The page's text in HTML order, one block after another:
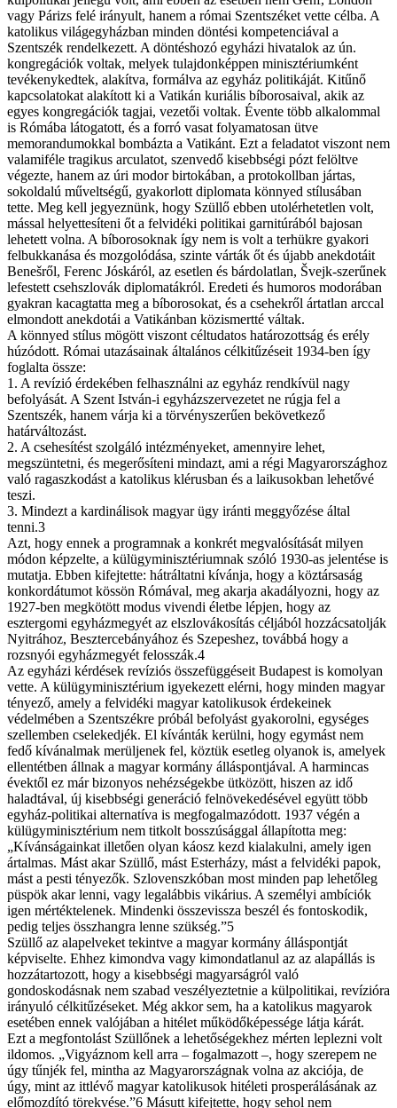
vagy Párizs felé irányult, hanem a római Szentszéket vette célba. A
katolikus világegyházban minden döntési kompetenciával a
Szentszék rendelkezett. A döntéshozó egyházi hivatalok az ún.
kongregációk voltak, melyek tulajdonképpen minisztériumként
tevékenykedtek, alakítva, formálva az egyház politikáját. Kitűnő
kapcsolatokat alakított ki a Vatikán kuriális bíborosaival, akik az
egyes kongregációk tagjai, vezetői voltak. Évente több alkalommal
is Rómába látogatott, és a forró vasat folyamatosan ütve
memorandumokkal bombázta a Vatikánt. Ezt a feladatot viszont nem
valamiféle tragikus arculatot, szenvedő kisebbségi pózt felöltve
végezte, hanem az úri modor birtokában, a protokollban jártas,
sokoldalú műveltségű, gyakorlott diplomata könnyed stílusában
tette. Meg kell jegyeznünk, hogy Szüllő ebben utolérhetetlen volt,
mással helyettesíteni őt a felvidéki politikai garnitúrából bajosan
lehetett volna. A bíborosoknak így nem is volt a terhükre gyakori
felbukkanása és mozgolódása, szinte várták őt és újabb anekdotáit
Benešről, Ferenc Jóskáról, az esetlen és bárdolatlan, Švejk-szerűnek
lefestett csehszlovák diplomatákról. Eredeti és humoros modorában
gyakran kacagtatta meg a bíborosokat, és a csehekről ártatlan arccal
elmondott anekdotái a Vatikánban közismertté váltak.
A könnyed stílus mögött viszont céltudatos határozottság és erély
húzódott. Római utazásainak általános célkitűzéseit 1934-ben így
foglalta össze:
1. A revízió érdekében felhasználni az egyház rendkívül nagy
befolyását. A Szent István-i egyházszervezetet ne rúgja fel a
Szentszék, hanem várja ki a törvényszerűen bekövetkező
határváltozást.
2. A csehesítést szolgáló intézményeket, amennyire lehet,
megszüntetni, és megerősíteni mindazt, ami a régi Magyarországhoz
való ragaszkodást a katolikus klérusban és a laikusokban lehetővé
teszi.
3. Mindezt a kardinálisok magyar ügy iránti meggyőzése által
tenni.3
Azt, hogy ennek a programnak a konkrét megvalósítását milyen
módon képzelte, a külügyminisztériumnak szóló 1930-as jelentése is
mutatja. Ebben kifejtette: hátráltatni kívánja, hogy a köztársaság
konkordátumot kössön Rómával, meg akarja akadályozni, hogy az
1927-ben megkötött modus vivendi életbe lépjen, hogy az
esztergomi egyházmegyét az elszlovákosítás céljából hozzácsatolják
Nyitrához, Besztercebányához és Szepeshez, továbbá hogy a
rozsnyói egyházmegyét felosszák.4
Az egyházi kérdések revíziós összefüggéseit Budapest is komolyan
vette. A külügyminisztérium igyekezett elérni, hogy minden magyar
tényező, amely a felvidéki magyar katolikusok érdekeinek
védelmében a Szentszékre próbál befolyást gyakorolni, egységes
szellemben cselekedjék. El kívánták kerülni, hogy egymást nem
fedő kívánalmak merüljenek fel, köztük esetleg olyanok is, amelyek
ellentétben állnak a magyar kormány álláspontjával. A harmincas
évektől ez már bizonyos nehézségekbe ütközött, hiszen az idő
haladtával, új kisebbségi generáció felnövekedésével együtt több
egyház-politikai alternatíva is megfogalmazódott. 1937 végén a
külügyminisztérium nem titkolt bosszúsággal állapította meg:
„Kívánságainkat illetően olyan káosz kezd kialakulni, amely igen
ártalmas. Mást akar Szüllő, mást Esterházy, mást a felvidéki papok,
mást a pesti tényezők. Szlovenszkóban most minden pap lehetőleg
püspök akar lenni, vagy legalábbis vikárius. A személyi ambíciók
igen mértéktelenek. Mindenki összevissza beszél és fontoskodik,
pedig teljes összhangra lenne szükség.”5
Szüllő az alapelveket tekintve a magyar kormány álláspontját
képviselte. Ehhez kimondva vagy kimondatlanul az az alapállás is
hozzátartozott, hogy a kisebbségi magyarságról való
gondoskodásnak nem szabad veszélyeztetnie a külpolitikai, revízióra
irányuló célkitűzéseket. Még akkor sem, ha a katolikus magyarok
esetében ennek valójában a hitélet működőképessége látja kárát.
Ezt a megfontolást Szüllőnek a lehetőségekhez mérten leplezni volt
ildomos. „Vigyáznom kell arra – fogalmazott –, hogy szerepem ne
úgy tűnjék fel, mintha az Magyarországnak volna az akciója, de
úgy, mint az ittlévő magyar katolikusok hitéleti prosperálásának az
előmozdító törekvése.”6 Másutt kifejtette, hogy sehol nem